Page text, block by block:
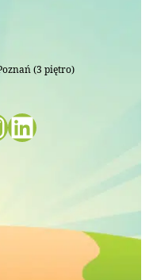
(3 piętro)
LinkedIn